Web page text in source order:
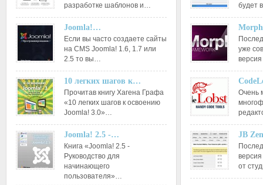
разработке шаблонов и…
Joomla!…
Если вы часто создаете сайты
на CMS Joomla! 1.6, 1.7 или
2.5 то вы…
10 легких шагов к…
Прочитав книгу Хагена Графа
«10 легких шагов к освоению
Joomla! 3.0»…
Joomla! 2.5 -…
Книга «Joomla! 2.5 -
Руководство для
начинающего
пользователя»…
будет
уже
Очень
JB
от